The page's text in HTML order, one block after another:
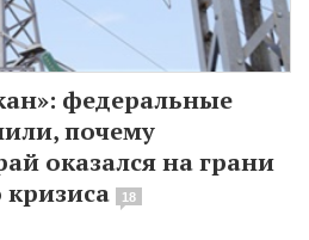
федеральные
почему
оказался на грани
кризиса
18